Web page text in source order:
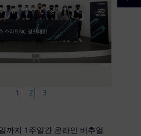
1 2 3
까지 1주일간 온라인 버추얼